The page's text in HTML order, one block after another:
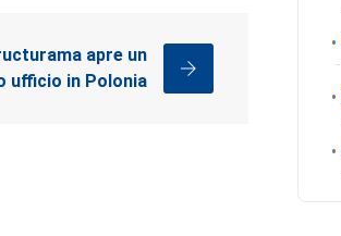
apre un
ufficio in Polonia
•
•
•